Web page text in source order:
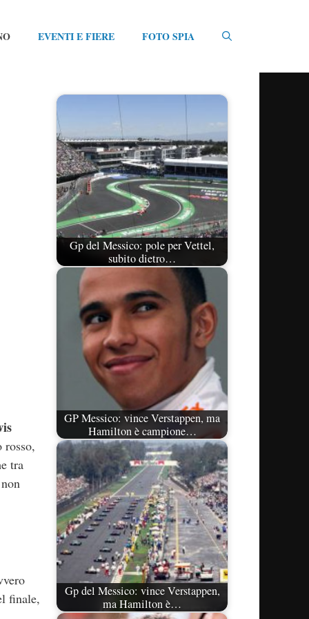
EVENTI E FIERE FOTO SPIA
rosso,
tra
finale,
Gp del Messico: pole per Vettel,
subito dietro…
GP Messico: vince Verstappen, ma
Hamilton è campione…
Gp del Messico: vince Verstappen,
ma Hamilton è…